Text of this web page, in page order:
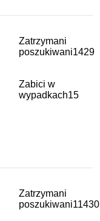
Zatrzymani
poszukiwani1429
Zabici w
wypadkach15
Zatrzymani
poszukiwani11430